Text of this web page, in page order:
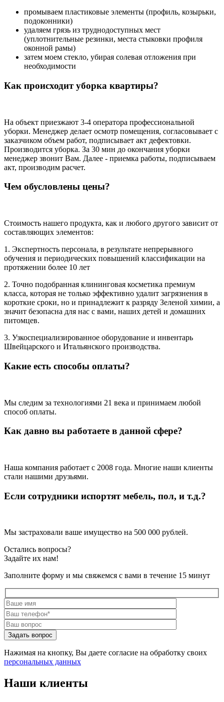
промываем пластиковые элементы (профиль, козырьки,
подоконники)
удаляем грязь из труднодоступных мест
(уплотнительные резинки, места стыковки профиля
оконной рамы)
затем моем стекло, убирая солевая отложения при
необходимости
Как происходит уборка квартиры?
На объект приезжают 3-4 оператора профессиональной
уборки. Менеджер делает осмотр помещения, согласовывает с
заказчиком объем работ, подписывает акт дефектовки.
Производится уборка. За 30 мин до окончания уборки
менеджер звонит Вам. Далее - приемка работы, подписываем
акт, производим расчет.
Чем обусловлены цены?
Стоимость нашего продукта, как и любого другого зависит от
составляющих элементов:
1. Экспертность персонала, в результате непрерывного
обучения и периодических повышений классификации на
протяжении более 10 лет
2. Точно подобранная клининговая косметика премиум
класса, которая не только эффективно удалит загрязнения в
короткие сроки, но и принадлежит к разряду Зеленой химии, а
значит безопасна для нас с вами, наших детей и домашних
питомцев.
3. Узкоспециализированное оборудование и инвентарь
Швейцарского и Итальянского производства.
Какие есть способы оплаты?
Мы следим за технологиями 21 века и принимаем любой
способ оплаты.
Как давно вы работаете в данной сфере?
Наша компания работает с 2008 года. Многие наши клиенты
стали нашими друзьями.
Если сотрудники испортят мебель, пол, и т.д.?
Мы застраховали ваше имущество на 500 000 рублей.
Остались вопросы?
Задайте их нам!
Заполните форму и мы свяжемся с вами в течение 15 минут
Нажимая на кнопку, Вы даете согласие на обработку своих
персональных данных
Наши клиенты